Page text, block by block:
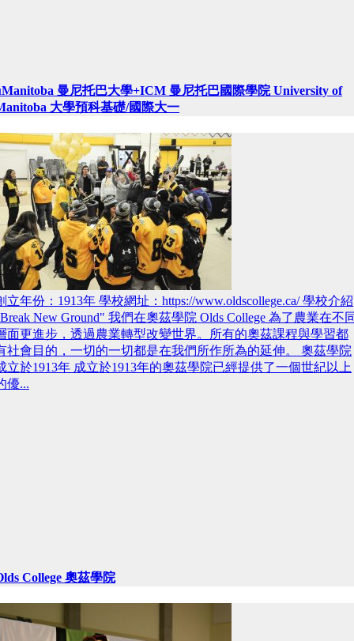
曼尼托巴大學+ICM 曼尼托巴國際學院 University of
大學預科基礎/國際大一
立年份：1913年 學校網址：https://www.oldscollege.ca/ 學校介紹
New Ground" 我們在奧茲學院 Olds College 為了農業在不
面更進步，透過農業轉型改變世界。所有的奧茲課程與學習都
社會目的，一切的一切都是在我們所作所為的延伸。 奧茲學院
立於1913年 成立於1913年的奧茲學院已經提供了一個世紀以上
優...
College 奧茲學院